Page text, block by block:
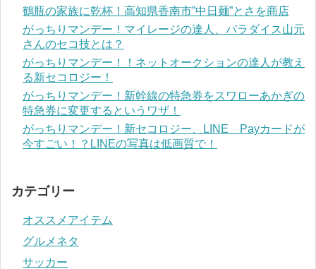
鶴瓶の家族に乾杯！高知県香南市”中日麺”とさを商店
がっちりマンデー！マイレージの達人、パラダイス山元
さんのセコ技とは？
がっちりマンデー！！ネットオークションの達人が教え
る新セコロジー！
がっちりマンデー！新幹線の特急券をスワローあかぎの
特急券に変更するというワザ！
がっちりマンデー！新セコロジー、LINE Payカードが
今すごい！？LINEの写真は低画質で！
カテゴリー
オススメアイテム
グルメネタ
サッカー